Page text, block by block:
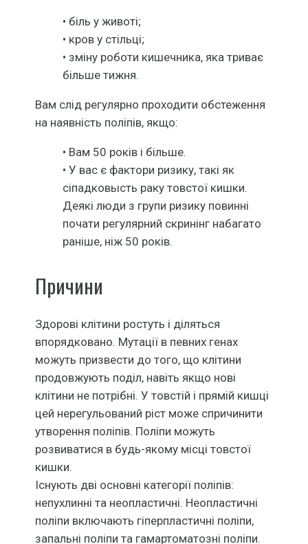
• біль у животі;
• кров у стільці;
• зміну роботи кишечника, яка триває
більше тижня.
Вам слід регулярно проходити обстеження
на наявність поліпів, якщо:
• Вам 50 років і більше.
• У вас є фактори ризику, такі як
сіпадковысть раку товстої кишки.
Деякі люди з групи ризику повинні
почати регулярний скринінг набагато
раніше, ніж 50 років.
Причини
Здорові клітини ростуть і діляться
впорядковано. Мутації в певних генах
можуть призвести до того, що клітини
продовжують поділ, навіть якщо нові
клітини не потрібні. У товстій і прямій кишці
цей нерегульований ріст може спричинити
утворення поліпів. Поліпи можуть
розвиватися в будь-якому місці товстої
кишки.
Існують дві основні категорії поліпів:
непухлинні та неопластичні. Неопластичні
поліпи включають гіперпластичні поліпи,
запальні поліпи та гамартоматозні поліпи.